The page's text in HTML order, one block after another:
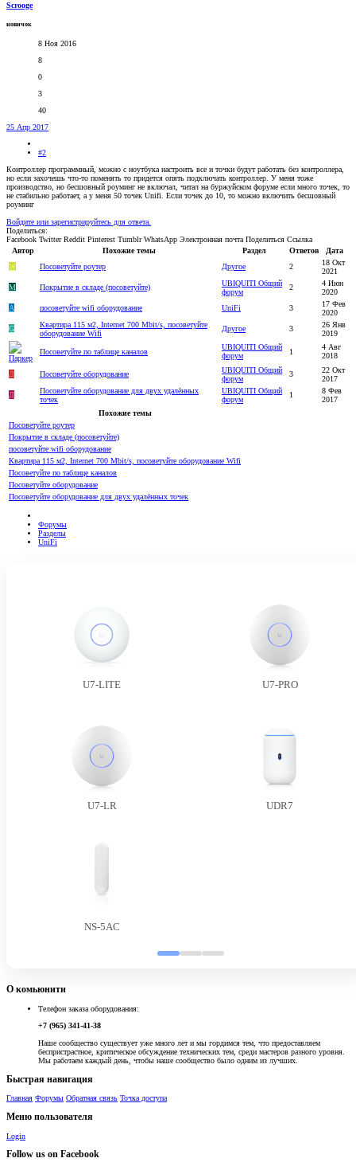
Scrooge
новичок
8 Ноя 2016
8
0
3
40
25 Апр 2017
#2
Контроллер программный, можно с ноутбука настроить все и точки будут работать без контроллера,
но если захочешь что-то поменять то придется опять подключать контроллер. У меня тоже
производство, но бесшовный роуминг не включал, читал на буржуйском форуме если много точек, то
не стабильно работает, а у меня 50 точек Unifi. Если точек до 10, то можно включить бесшовный
роуминг
Войдите или зарегистрируйтесь для ответа.
Поделиться:
Facebook Twitter Reddit Pinterest Tumblr WhatsApp Электронная почта Поделиться Ссылка
Автор
Похожие темы Раздел Ответов
Дата
W
Посоветуйте роутер Другое 2
18 Окт
2021
M
Покрытие в складе (посоветуйте)
UBIQUITI Общий
форум
2
4 Июн
2020
A
посоветуйте wifi оборудование UniFi 3
17 Фев
2020
G
Квартира 115 м2, Internet 700 Mbit/s, посоветуйте
оборудование Wifi
Другое 3
26 Янв
2019
Посоветуйте по таблице каналов
UBIQUITI Общий
форум
1
4 Авг
2018
Д Посоветуйте оборудование
UBIQUITI Общий
форум
3
22 Окт
2017
Д
Посоветуйте оборудование для двух удалённых
точек
UBIQUITI Общий
форум
1
8 Фев
2017
Похожие темы
Посоветуйте роутер
Покрытие в складе (посоветуйте)
посоветуйте wifi оборудование
Квартира 115 м2, Internet 700 Mbit/s, посоветуйте оборудование Wifi
Посоветуйте по таблице каналов
Посоветуйте оборудование
Посоветуйте оборудование для двух удалённых точек
Форумы
Разделы
UniFi
U7-LITE U7-PRO
U7-LR UDR7
NS-5AC
О комьюнити
Телефон заказа оборудования:
+7 (965) 341-41-38
Наше сообщество существует уже много лет и мы гордимся тем, что предоставляем
беспристрастное, критическое обсуждение технических тем, среди мастеров разного уровня.
Мы работаем каждый день, чтобы наше сообщество было одним из лучших.
Быстрая навигация
Главная Форумы Обратная связь Точка доступа
Меню пользователя
Login
Follow us on Facebook